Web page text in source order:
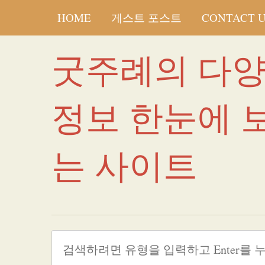
HOME 게스트 포스트 CONTACT
굿주례의 다
정보 한눈에
는 사이트